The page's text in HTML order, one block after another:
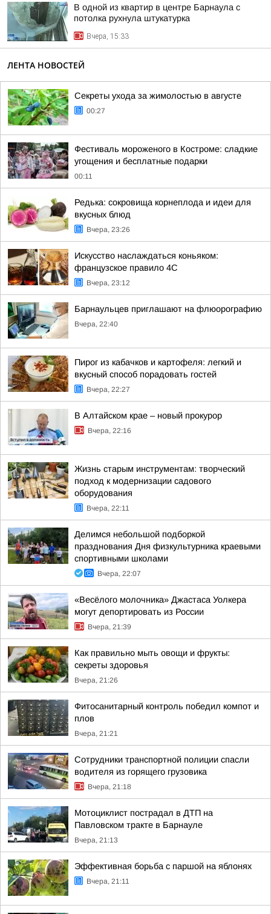
В одной из квартир в центре Барнаула с
потолка рухнула штукатурка
Вчера, 15:33
ЛЕНТА НОВОСТЕЙ
Секреты ухода за жимолостью в августе
00:27
Фестиваль мороженого в Костроме: сладкие
угощения и бесплатные подарки
00:11
Редька: сокровища корнеплода и идеи для
вкусных блюд
Вчера, 23:26
Искусство наслаждаться коньяком:
французское правило 4С
Вчера, 23:12
Барнаульцев приглашают на флюорографию
Вчера, 22:40
Пирог из кабачков и картофеля: легкий и
вкусный способ порадовать гостей
Вчера, 22:27
В Алтайском крае – новый прокурор
Вчера, 22:16
Жизнь старым инструментам: творческий
подход к модернизации садового
оборудования
Вчера, 22:11
Делимся небольшой подборкой
празднования Дня физкультурника краевыми
спортивными школами
Вчера, 22:07
«Весёлого молочника» Джастаса Уолкера
могут депортировать из России
Вчера, 21:39
Как правильно мыть овощи и фрукты:
секреты здоровья
Вчера, 21:26
Фитосанитарный контроль победил компот и
плов
Вчера, 21:21
Сотрудники транспортной полиции спасли
водителя из горящего грузовика
Вчера, 21:18
Мотоциклист пострадал в ДТП на
Павловском тракте в Барнауле
Вчера, 21:13
Эффективная борьба с паршой на яблонях
Вчера, 21:11